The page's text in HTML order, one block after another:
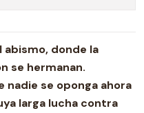
abismo, donde la
se hermanan.
nadie se oponga ahora
larga lucha contra